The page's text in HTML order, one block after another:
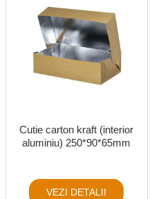
Cutie carton kraft (interior
aluminiu) 250*90*65mm
VEZI DETALII